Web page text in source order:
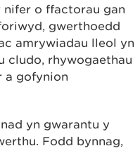
o ffactorau gan
gwerthoedd
amrywiadau lleol yn
cludo, rhywogaethau
a gofynion
yn gwarantu y
Fodd bynnag,